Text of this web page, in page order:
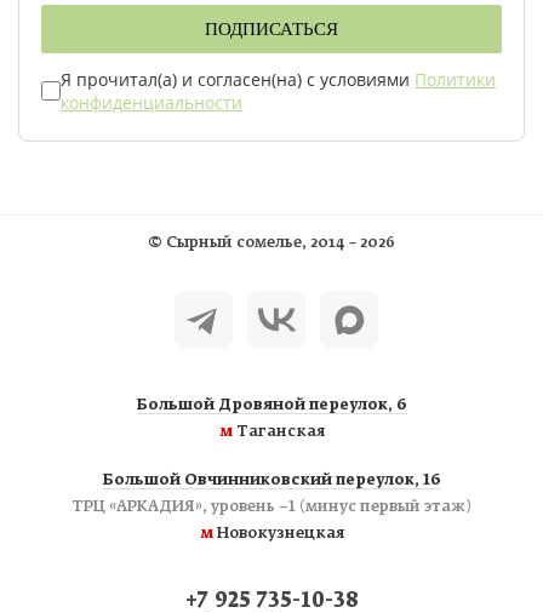
ПОДПИСАТЬСЯ
Я прочитал(а) и согласен(на) с условиями Политики
конфиденциальности
© Сырный сомелье, 2014 – 2026
Большой Дровяной переулок, 6
мТаганская
Большой Овчинниковский переулок, 16
ТРЦ «АРКАДИЯ», уровень −1 (минус первый этаж)
мНовокузнецкая
+7 925 735-10-38